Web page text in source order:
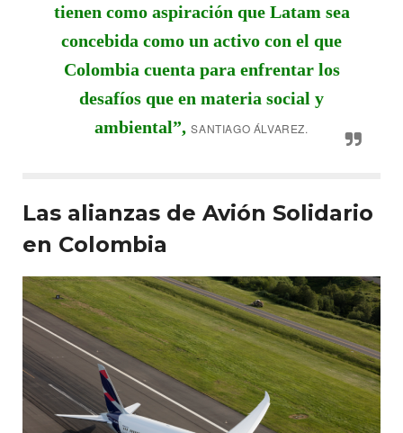
tienen como aspiración que Latam sea
concebida como un activo con el que
Colombia cuenta para enfrentar los
desafíos que en materia social y
ambiental”, SANTIAGO ÁLVAREZ.
Las alianzas de Avión Solidario
en Colombia